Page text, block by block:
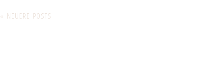
« NEUERE POSTS